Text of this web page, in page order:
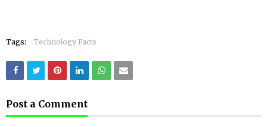
Tags: Technology Facts
Post a Comment